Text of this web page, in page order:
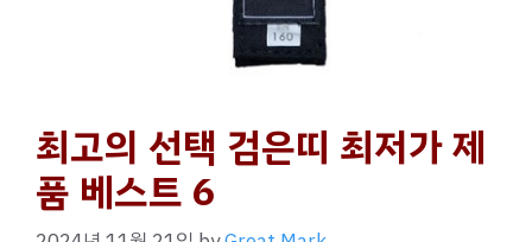
최고의 선택 검은띠 최저가 제
품 베스트 6